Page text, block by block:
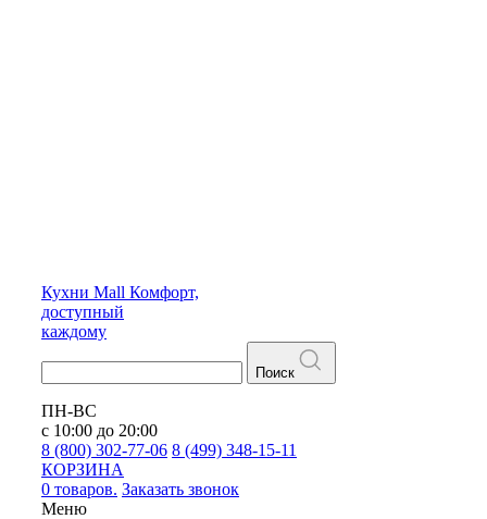
Кухни Mall Комфорт,
доступный
каждому
Поиск
ПН-ВС
с 10:00 до 20:00
8 (800) 302-77-06 8 (499) 348-15-11
КОРЗИНА
0 товаров. Заказать звонок
Меню